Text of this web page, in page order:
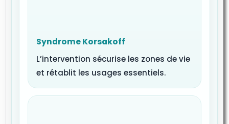
Syndrome Korsakoff
L’intervention sécurise les zones de vie
et rétablit les usages essentiels.